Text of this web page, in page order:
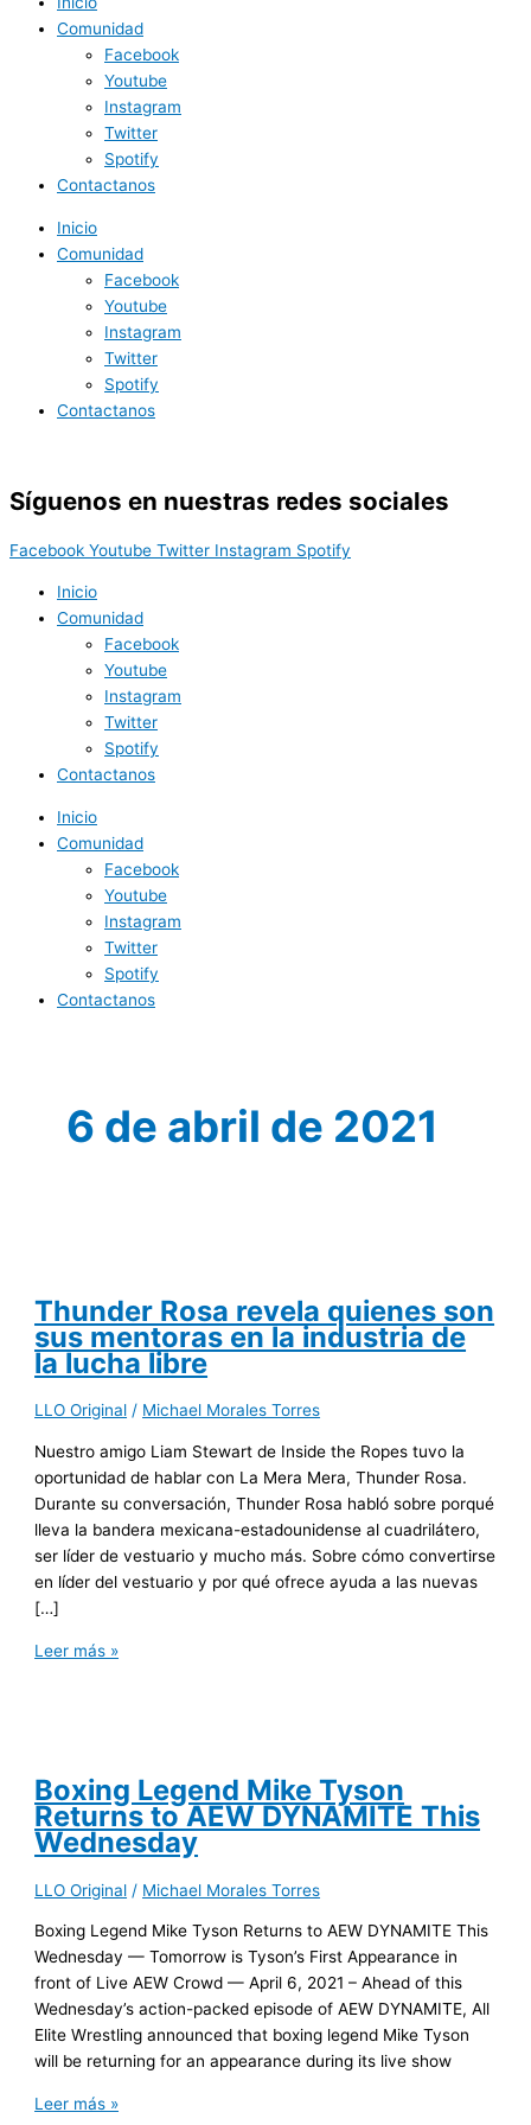
Comunidad
Facebook
Youtube
Instagram
Twitter
Spotify
Contactanos
Inicio
Comunidad
Facebook
Youtube
Instagram
Twitter
Spotify
Contactanos
Síguenos en nuestras redes sociales
Facebook Youtube Twitter Instagram Spotify
Inicio
Comunidad
Facebook
Youtube
Instagram
Twitter
Spotify
Contactanos
Inicio
Comunidad
Facebook
Youtube
Instagram
Twitter
Spotify
Contactanos
6 de abril de 2021
Thunder Rosa revela quienes son
sus mentoras en la industria de
la lucha libre
LLO Original / Michael Morales Torres
Nuestro amigo Liam Stewart de Inside the Ropes tuvo la
oportunidad de hablar con La Mera Mera, Thunder Rosa.
Durante su conversación, Thunder Rosa habló sobre porqué
lleva la bandera mexicana-estadounidense al cuadrilátero,
ser líder de vestuario y mucho más. Sobre cómo convertirse
en líder del vestuario y por qué ofrece ayuda a las nuevas
[…]
Leer más »
Boxing Legend Mike Tyson
Returns to AEW DYNAMITE This
Wednesday
LLO Original / Michael Morales Torres
Boxing Legend Mike Tyson Returns to AEW DYNAMITE This
Wednesday — Tomorrow is Tyson’s First Appearance in
front of Live AEW Crowd — April 6, 2021 – Ahead of this
Wednesday’s action-packed episode of AEW DYNAMITE, All
Elite Wrestling announced that boxing legend Mike Tyson
will be returning for an appearance during its live show
Leer más »